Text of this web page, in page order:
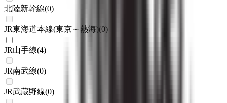
北陸新幹線(0)
JR東海道本線(東京～熱海)(0)
JR山手線(4)
JR南武線(0)
JR武蔵野線(0)